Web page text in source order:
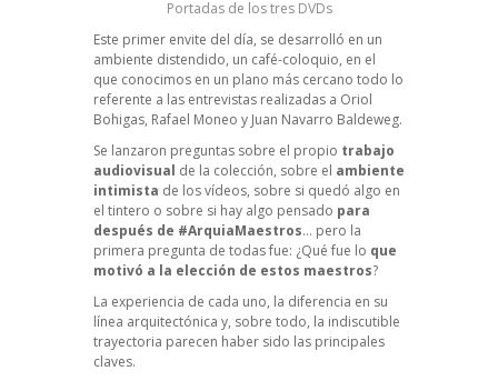
Portadas de los tres DVDs
Este primer envite del día, se desarrolló en un
ambiente distendido, un café-coloquio, en el
que conocimos en un plano más cercano todo lo
referente a las entrevistas realizadas a Oriol
Bohigas, Rafael Moneo y Juan Navarro Baldeweg.
Se lanzaron preguntas sobre el propio trabajo
audiovisual de la colección, sobre el ambiente
intimista de los vídeos, sobre si quedó algo en
el tintero o sobre si hay algo pensado para
después de #ArquiaMaestros… pero la
primera pregunta de todas fue: ¿Qué fue lo que
motivó a la elección de estos maestros?
La experiencia de cada uno, la diferencia en su
línea arquitectónica y, sobre todo, la indiscutible
trayectoria parecen haber sido las principales
claves.